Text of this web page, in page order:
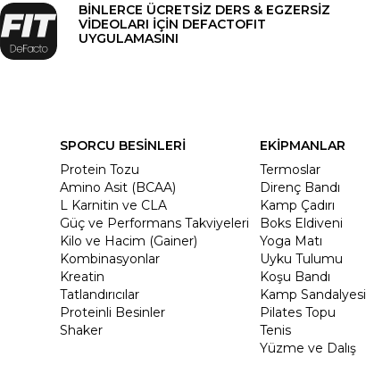
BİNLERCE ÜCRETSİZ DERS & EGZERSİZ
VİDEOLARI İÇİN DEFACTOFIT
UYGULAMASINI
SPORCU BESİNLERİ
Protein Tozu
Amino Asit (BCAA)
L Karnitin ve CLA
Güç ve Performans Takviyeleri
Kilo ve Hacim (Gainer)
Kombinasyonlar
Kreatin
Tatlandırıcılar
Proteinli Besinler
Shaker
EKİPMANLAR
Termoslar
Direnç Bandı
Kamp Çadırı
Boks Eldiveni
Yoga Matı
Uyku Tulumu
Koşu Bandı
Kamp Sandalyesi
Pilates Topu
Tenis
Yüzme ve Dalış